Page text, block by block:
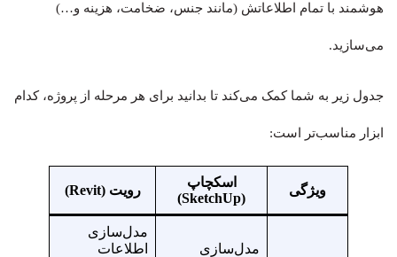
هوشمند با تمام اطلاعاتش (مانند جنس، ضخامت، هزینه و…)
می‌سازید.
جدول زیر به شما کمک می‌کند تا بدانید برای هر مرحله از پروژه، کدام
ابزار مناسب‌تر است:
ویژگی
اسکچاپ
(SketchUp)
رویت (Revit)
مدل‌سازی
مدل‌سازی
اطلاعات